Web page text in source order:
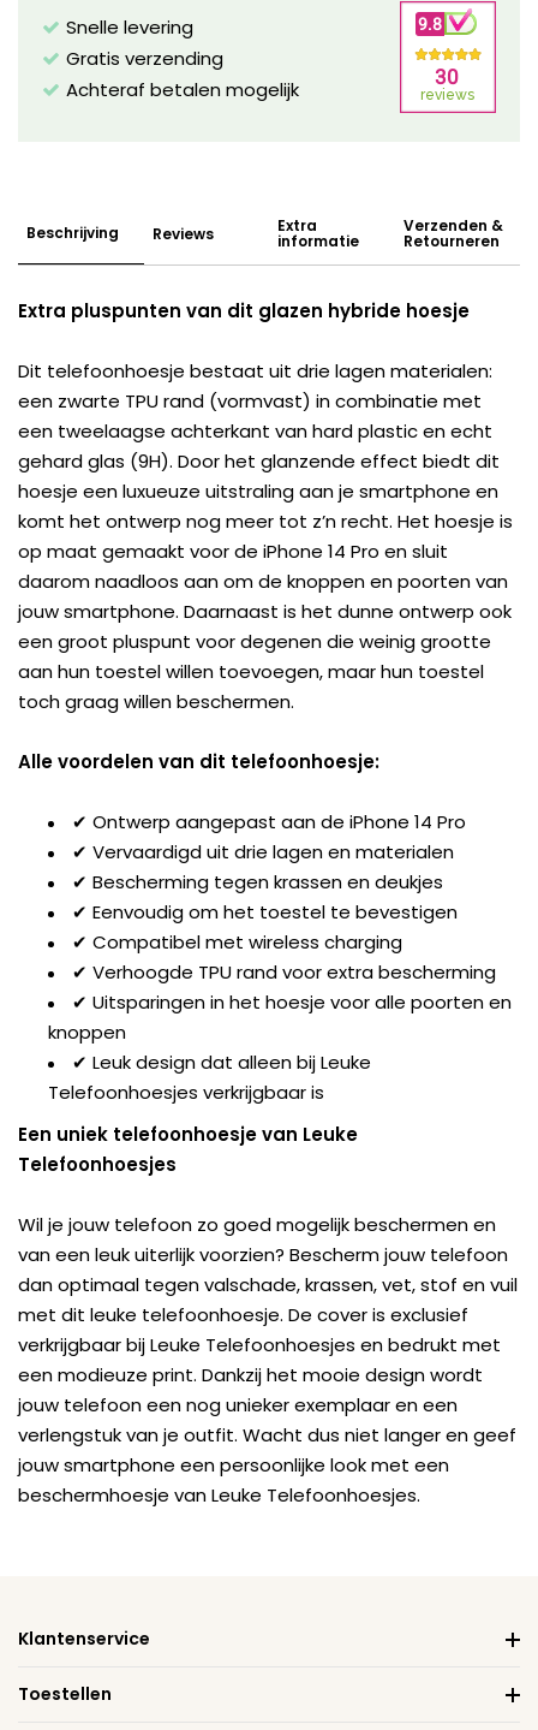
Snelle levering
Gratis verzending
Achteraf betalen mogelijk
Beschrijving Reviews Extra
informatie
Verzenden &
Retourneren
Extra pluspunten van dit glazen hybride hoesje
Dit telefoonhoesje bestaat uit drie lagen materialen:
een zwarte TPU rand (vormvast) in combinatie met
een tweelaagse achterkant van hard plastic en echt
gehard glas (9H). Door het glanzende effect biedt dit
hoesje een luxueuze uitstraling aan je smartphone en
komt het ontwerp nog meer tot z’n recht. Het hoesje is
op maat gemaakt voor de iPhone 14 Pro en sluit
daarom naadloos aan om de knoppen en poorten van
jouw smartphone. Daarnaast is het dunne ontwerp ook
een groot pluspunt voor degenen die weinig grootte
aan hun toestel willen toevoegen, maar hun toestel
toch graag willen beschermen.
Alle voordelen van dit telefoonhoesje:
✔ Ontwerp aangepast aan de iPhone 14 Pro
✔ Vervaardigd uit drie lagen en materialen
✔ Bescherming tegen krassen en deukjes
✔ Eenvoudig om het toestel te bevestigen
✔ Compatibel met wireless charging
✔ Verhoogde TPU rand voor extra bescherming
✔ Uitsparingen in het hoesje voor alle poorten en
knoppen
✔ Leuk design dat alleen bij Leuke
Telefoonhoesjes verkrijgbaar is
Een uniek telefoonhoesje van Leuke
Telefoonhoesjes
Wil je jouw telefoon zo goed mogelijk beschermen en
van een leuk uiterlijk voorzien? Bescherm jouw telefoon
dan optimaal tegen valschade, krassen, vet, stof en vuil
met dit leuke telefoonhoesje. De cover is exclusief
verkrijgbaar bij Leuke Telefoonhoesjes en bedrukt met
een modieuze print. Dankzij het mooie design wordt
jouw telefoon een nog unieker exemplaar en een
verlengstuk van je outfit. Wacht dus niet langer en geef
jouw smartphone een persoonlijke look met een
beschermhoesje van Leuke Telefoonhoesjes.
Klantenservice
Toestellen